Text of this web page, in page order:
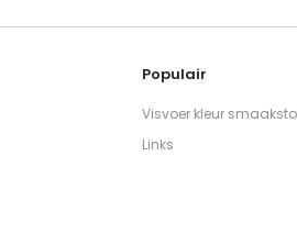
Populair
Visvoer kleur
Links